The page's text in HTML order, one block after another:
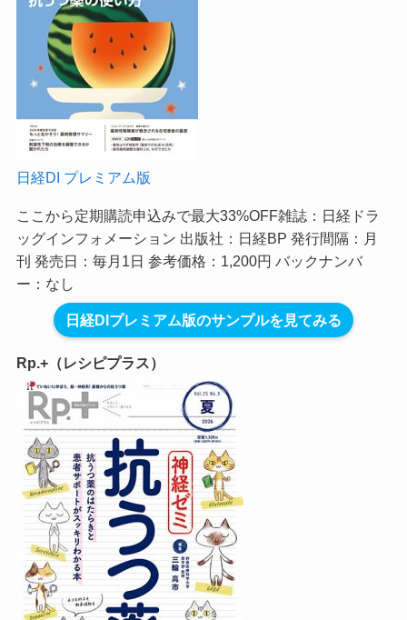
日経DI プレミアム版
ここから定期購読申込みで最大33%OFF雑誌：日経ドラ
ッグインフォメーション 出版社：日経BP 発行間隔：月
刊 発売日：毎月1日 参考価格：1,200円 バックナンバ
ー：なし
日経DIプレミアム版のサンプルを見てみる
Rp.+（レシピプラス）